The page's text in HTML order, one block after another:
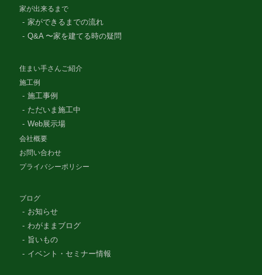
家が出来るまで
家ができるまでの流れ
Q&A 〜家を建てる時の疑問
住まい手さんご紹介
施工例
施工事例
ただいま施工中
Web展示場
会社概要
お問い合わせ
プライバシーポリシー
ブログ
お知らせ
わがままブログ
旨いもの
イベント・セミナー情報